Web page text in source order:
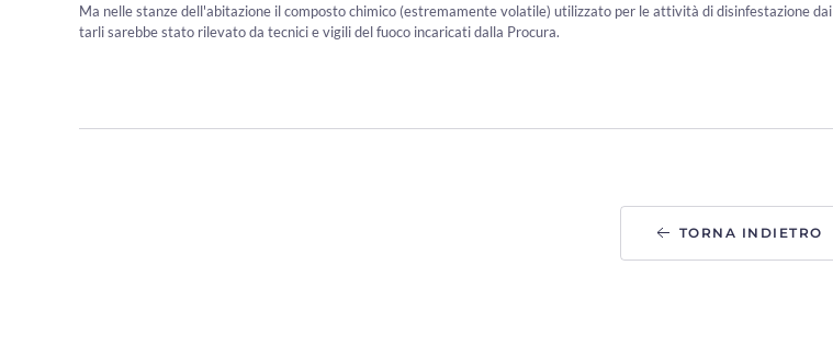
Ma nelle stanze dell'abitazione il composto chimico (estremamente volatile) utilizzato per le attività di disinfestazione dai
tarli sarebbe stato rilevato da tecnici e vigili del fuoco incaricati dalla Procura.
TORNA INDIETRO